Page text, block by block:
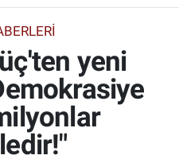
yeni
ve Fikstür